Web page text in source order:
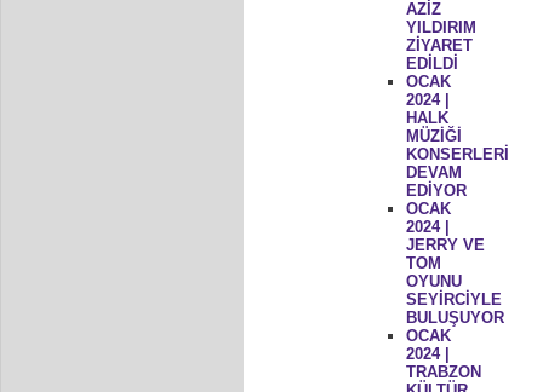
AZİZ
YILDIRIM
ZİYARET
EDİLDİ
OCAK
2024 |
HALK
MÜZİĞİ
KONSERLERİ
DEVAM
EDİYOR
OCAK
2024 |
JERRY VE
TOM
OYUNU
SEYİRCİYLE
BULUŞUYOR
OCAK
2024 |
TRABZON